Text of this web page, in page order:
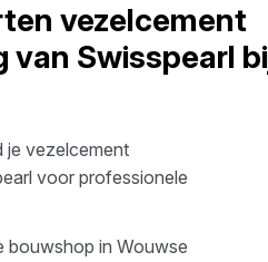
vezelcement
van Swisspearl
je vezelcement
voor professionele
bouwshop in Wouwse